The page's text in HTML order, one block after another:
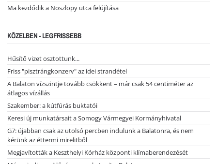
Ma kezdődik a Noszlopy utca felújítása
KÖZELBEN - LEGFRISSEBB
Hűsítő vizet osztottunk...
Friss "pisztrángkonzerv" az idei strandétel
A Balaton vízszintje tovább csökkent – már csak 54 centiméter az
átlagos vízállás
Szakember: a kútfúrás buktatói
Keresi új munkatársait a Somogy Vármegyei Kormányhivatal
G7: újabban csak az utolsó percben indulunk a Balatonra, és nem
kérünk az éttermi mirelitből
Megjavították a Keszthelyi Kórház központi klímaberendezését